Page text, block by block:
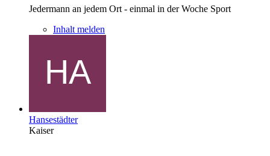
Jedermann an jedem Ort - einmal in der Woche Sport
Inhalt melden
Hansestädter
Kaiser